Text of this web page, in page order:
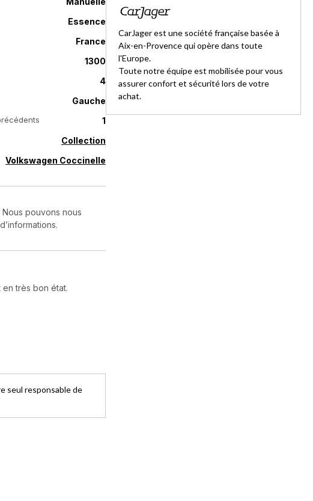
Essence
France
1300
4
Gauche
1
Collection
Volkswagen Coccinelle
pouvons nous
très bon état.
seul responsable de
CarJager est une société française basée à
Aix-en-Provence qui opère dans toute
l'Europe.
Toute notre équipe est mobilisée pour vous
assurer confort et sécurité lors de votre
achat.